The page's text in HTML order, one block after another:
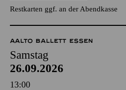
Restkarten ggf. an der Abendkasse
AALTO BALLETT ESSEN
Samstag
26.09.2026
13:00